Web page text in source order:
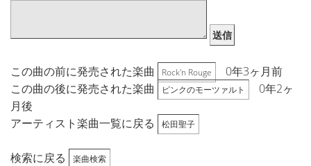
送信
この曲の前に発売された楽曲 Rock'n Rouge
0年3ヶ月前
この曲の後に発売された楽曲
ピンクのモーツァルト
0年2ヶ
月後
アーティスト楽曲一覧に戻る
松田聖子
検索に戻る 楽曲検索